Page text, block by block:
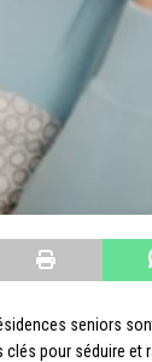
seniors
pour séduire et